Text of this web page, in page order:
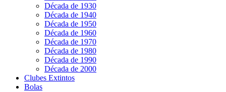
Década de 1930
Década de 1940
Década de 1950
Década de 1960
Década de 1970
Década de 1980
Década de 1990
Década de 2000
Clubes Extintos
Bolas